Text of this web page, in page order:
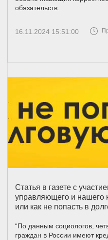
обязательств.
16.11.2024 15:51:00
Статья в газете с
управляющего и нашего
или как не попасть в
“По данным социологов,
граждан в России имеют